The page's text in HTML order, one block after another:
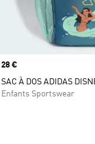
Prix
28 €
SAC À DOS ADIDAS
Enfants Sportswear